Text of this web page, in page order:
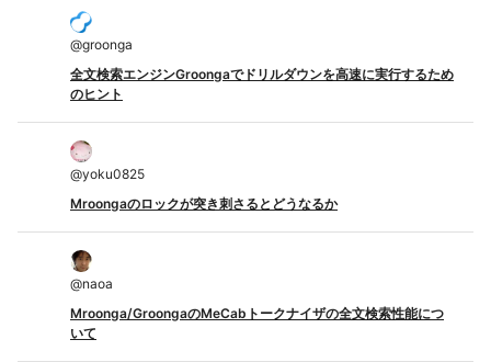
@groonga
全文検索エンジンGroongaでドリルダウンを高速に実行するため
のヒント
@yoku0825
Mroongaのロックが突き刺さるとどうなるか
@naoa
Mroonga/GroongaのMeCabトークナイザの全文検索性能につ
いて